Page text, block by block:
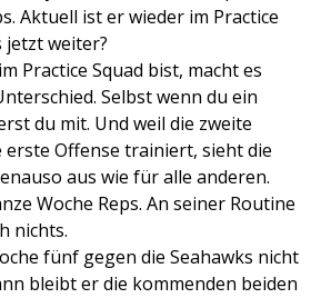
Aktuell ist er wieder im Practice
jetzt weiter?
Practice Squad bist, macht es
Selbst wenn du ein
du mit. Und weil die zweite
erste Offense trainiert, sieht die
aus wie für alle anderen.
Woche Reps. An seiner Routine
nichts.
fünf gegen die Seahawks nicht
bleibt er die kommenden beiden